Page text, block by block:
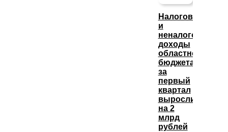
Налоговые
и
неналоговые
доходы
областного
бюджета
за
первый
квартал
выросли
на 2
млрд
рублей